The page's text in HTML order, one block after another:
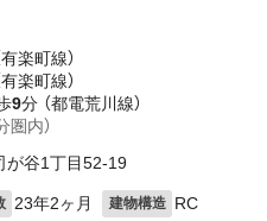
楽町線）
楽町線）
9分 （都電荒川線）
圏内）
が谷1丁目52-19
23年2ヶ月 建物構造 RC